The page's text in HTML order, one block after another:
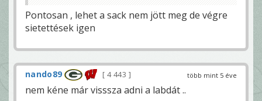
Pontosan , lehet a sack nem jött meg de végre
sietettések igen
több mint 5 éve
nando89 4 443
nem kéne már visssza adni a labdát ..